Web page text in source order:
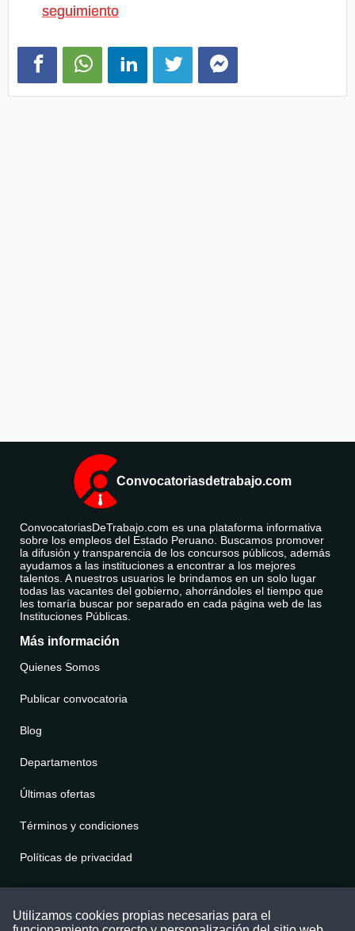
seguimiento
Convocatoriasdetrabajo.com
ConvocatoriasDeTrabajo.com es una plataforma informativa
sobre los empleos del Estado Peruano. Buscamos promover
la difusión y transparencia de los concursos públicos, además
ayudamos a las instituciones a encontrar a los mejores
talentos. A nuestros usuarios le brindamos en un solo lugar
todas las vacantes del gobierno, ahorrándoles el tiempo que
les tomaría buscar por separado en cada página web de las
Instituciones Públicas.
Más información
Quienes Somos
Publicar convocatoria
Blog
Departamentos
Últimas ofertas
Términos y condiciones
Políticas de privacidad
Utilizamos cookies propias necesarias para el